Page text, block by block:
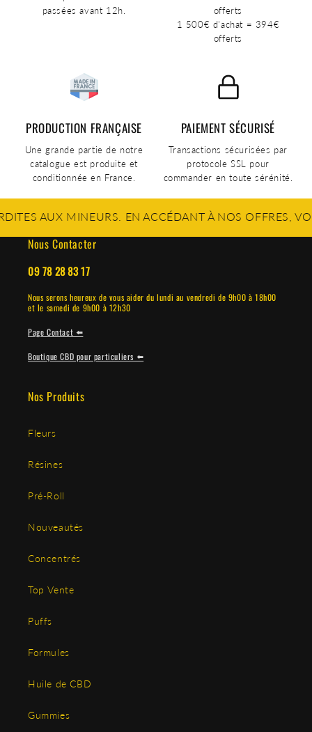
passées avant 12h.
offerts
1 500€ d'achat = 394€
offerts
PRODUCTION FRANÇAISE
Une grande partie de notre
catalogue est produite et
conditionnée en France.
PAIEMENT SÉCURISÉ
Transactions sécurisées par
protocole SSL pour
commander en toute sérénité.
AUX MINEURS. EN ACCÉDANT À NOS OFFRES,
Nous Contacter
09 78 28 83 17
Nous serons heureux de vous aider du lundi au vendredi de 9h00 à 18h00
et le samedi de 9h00 à 12h30
Page Contact ⬅️
Boutique CBD pour particuliers ⬅️
Nos Produits
Fleurs
Résines
Pré-Roll
Nouveautés
Concentrés
Top Vente
Puffs
Formules
Huile de CBD
Gummies